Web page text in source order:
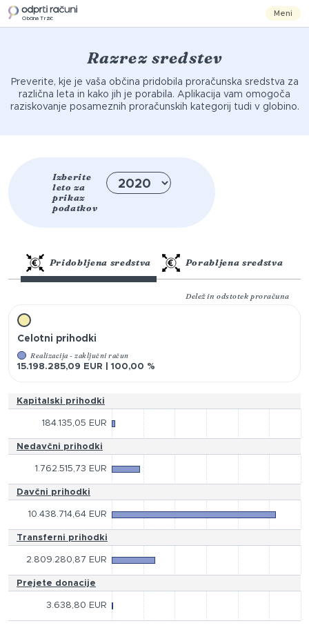
Občina Tržič
Meni
Razrez sredstev
Preverite, kje je vaša občina pridobila proračunska sredstva za
različna leta in kako jih je porabila. Aplikacija vam omogoča
raziskovanje posameznih proračunskih kategorij tudi v globino.
Izberite
leto za
prikaz
podatkov
Pridobljena sredstva Porabljena sredstva
Delež in odstotek proračuna
Celotni prihodki
Realizacija - zaključni račun
15.198.285,09 EUR | 100,00 %
Kapitalski prihodki
184.135,05 EUR
Nedavčni prihodki
1.762.515,73 EUR
Davčni prihodki
10.438.714,64 EUR
Transferni prihodki
2.809.280,87 EUR
Prejete donacije
3.638,80 EUR